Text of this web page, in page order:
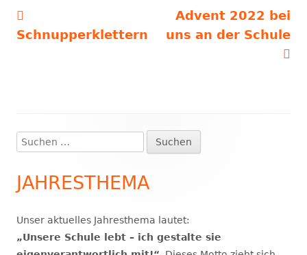
Beitragsnavigation
Beitrag:
Schnupperklettern
Nächster
Beitrag
Advent 2022 bei
uns an der Schule
Haupt-
Seitenleiste
Suchen
nach:
JAHRESTHEMA
Unser aktuelles Jahresthema lautet:
„Unsere Schule lebt – ich gestalte sie